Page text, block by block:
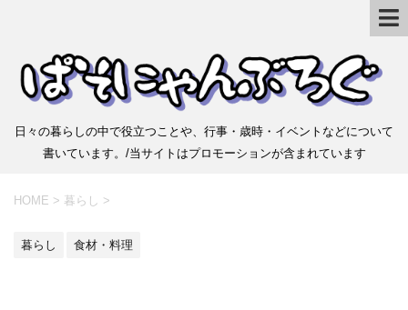
日々の暮らしの中で役立つことや、行事・歳時・イベントなどについて
書いています。/当サイトはプロモーションが含まれています
HOME > 暮らし >
暮らし 食材・料理